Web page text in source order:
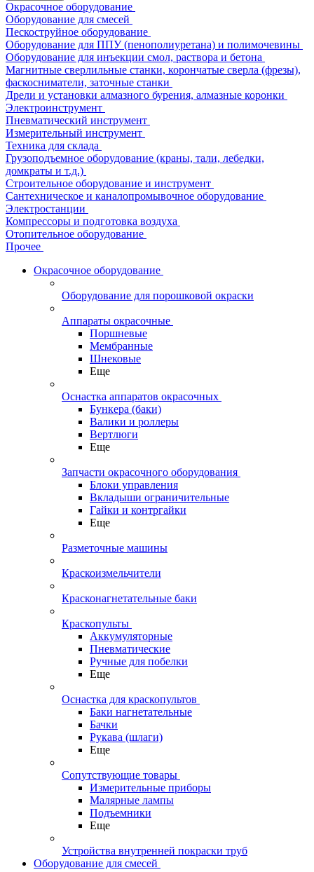
Окрасочное оборудование
Оборудование для смесей
Пескоструйное оборудование
Оборудование для ППУ (пенополиуретана) и полимочевины
Оборудование для инъекции смол, раствора и бетона
Магнитные сверлильные станки, корончатые сверла (фрезы),
фаскосниматели, заточные станки
Дрели и установки алмазного бурения, алмазные коронки
Электроинструмент
Пневматический инструмент
Измерительный инструмент
Техника для склада
Грузоподъемное оборудование (краны, тали, лебедки,
домкраты и т.д.)
Строительное оборудование и инструмент
Сантехническое и каналопромывочное оборудование
Электростанции
Компрессоры и подготовка воздуха
Отопительное оборудование
Прочее
Окрасочное оборудование
Оборудование для порошковой окраски
Аппараты окрасочные
Поршневые
Мембранные
Шнековые
Еще
Оснастка аппаратов окрасочных
Бункера (баки)
Валики и роллеры
Вертлюги
Еще
Запчасти окрасочного оборудования
Блоки управления
Вкладыши ограничительные
Гайки и контргайки
Еще
Разметочные машины
Краскоизмельчители
Красконагнетательные баки
Краскопульты
Аккумуляторные
Пневматические
Ручные для побелки
Еще
Оснастка для краскопультов
Баки нагнетательные
Бачки
Рукава (шлаги)
Еще
Сопутствующие товары
Измерительные приборы
Малярные лампы
Подъемники
Еще
Устройства внутренней покраски труб
Оборудование для смесей